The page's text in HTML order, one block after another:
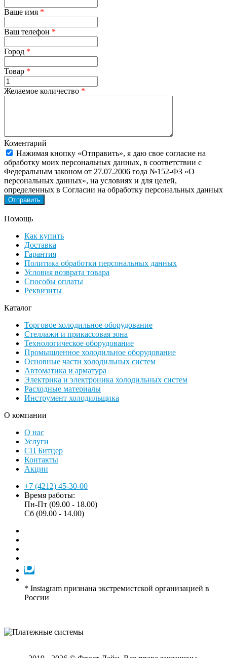
Ваше имя *
Ваш телефон *
Город *
Товар *
Желаемое количество *
Коментарий
Нажимая кнопку «Отправить», я даю свое согласие на
обработку моих персональных данных, в соответствии с
Федеральным законом от 27.07.2006 года №152-ФЗ «О
персональных данных», на условиях и для целей,
определенных в Согласии на обработку персональных данных
Помощь
Как купить
Доставка
Гарантия
Политика обработки персональных данных
Условия возврата товара
Способы оплаты
Реквизиты
Каталог
Торговое холодильное оборудование
Стеллажи и прикассовая зона
Технологическое оборудование
Промышленное холодильное оборудование
Основные части холодильных систем
Автоматика и арматура
Электрика и электроника холодильных систем
Расходные материалы
Инструмент холодильщика
О компании
О нас
Услуги
СЦ Битцер
Контакты
Акции
+7 (4212) 45-30-00
Время работы:
Пн-Пт (09.00 - 18.00)
Сб (09.00 - 14.00)
* Instagram признана экстремистской организацией в
России